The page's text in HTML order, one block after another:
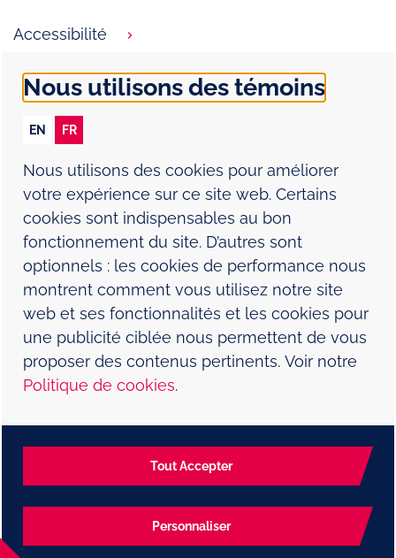
Accessibilité
Conditions d’utilisation
Politique relative aux témoins (cookies)
Nous joindre
Signaler un effet indésirable
Plan du site
Déclaration dans le cadre du
Modern Slavery Act
NP-CA-HVX-WCNT-230001-F Date : Juin 2026
concédant de licence. Les marques de commerce mentionnées
Pour signaler un effet indésirable ou formuler une plainte sur un
produit, veuillez composer le 1-877-393-8448.
Nous utilisons des témoins
EN FR
Nous utilisons des cookies pour améliorer
votre expérience sur ce site web. Certains
cookies sont indispensables au bon
fonctionnement du site. D’autres sont
optionnels : les cookies de performance nous
montrent comment vous utilisez notre site
web et ses fonctionnalités et les cookies pour
une publicité ciblée nous permettent de vous
proposer des contenus pertinents. Voir notre
Politique de cookies.
Ils sont essentiels au bon fonctionnement du
sur le site Web, la gestion des préférences en
Tout Accepter
Personnaliser